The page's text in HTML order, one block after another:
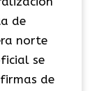
de
norte
se
de